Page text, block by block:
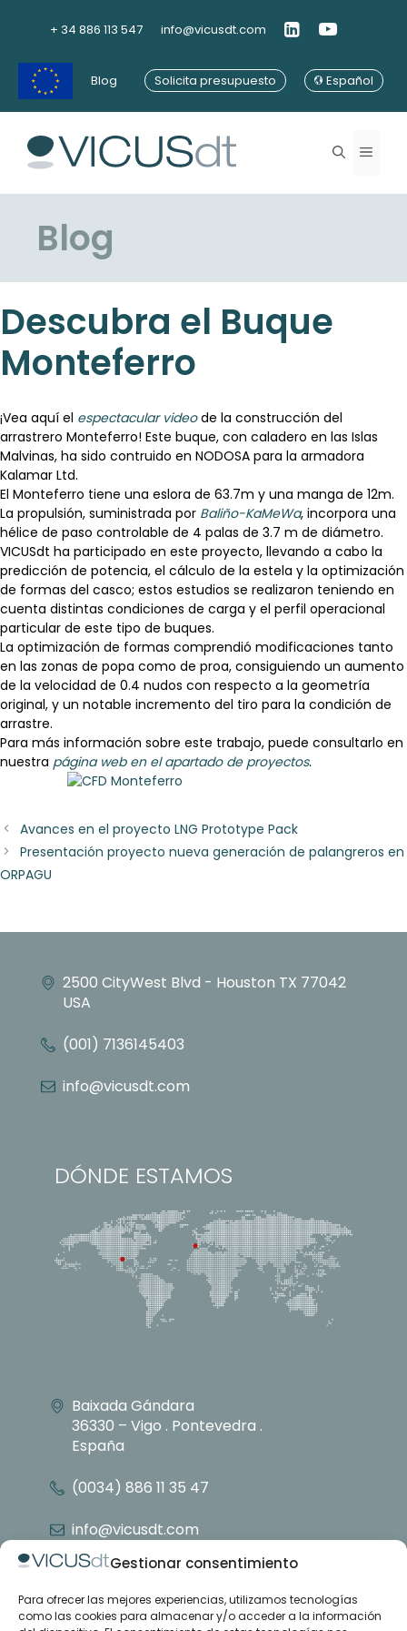
Gestionar consentimiento
Para ofrecer las mejores experiencias, utilizamos tecnologías
como las cookies para almacenar y/o acceder a la información
+ 34 886 113 547 info@vicusdt.com
Blog Solicita presupuesto Español
Menú
Blog
Descubra el Buque
Monteferro
¡Vea aquí el espectacular videode la construcción del
arrastrero Monteferro! Este buque, con caladero en las Islas
Malvinas, ha sido contruido en NODOSA para la armadora
Kalamar Ltd.
El Monteferro tiene una eslora de 63.7m y una manga de 12m.
La propulsión, suministrada por Baliño-KaMeWa, incorpora una
hélice de paso controlable de 4 palas de 3.7 m de diámetro.
VICUSdt ha participado en este proyecto, llevando a cabo la
predicción de potencia, el cálculo de la estela y la optimización
de formas del casco; estos estudios se realizaron teniendo en
cuenta distintas condiciones de carga y el perfil operacional
particular de este tipo de buques.
La optimización de formas comprendió modificaciones tanto
en las zonas de popa como de proa, consiguiendo un aumento
de la velocidad de 0.4 nudos con respecto a la geometría
original, y un notable incremento del tiro para la condición de
arrastre.
Para más información sobre este trabajo, puede consultarlo en
nuestra página web en el apartado de proyectos.
Avances en el proyecto LNG Prototype Pack
Presentación proyecto nueva generación de palangreros en
ORPAGU
2500 CityWest Blvd - Houston TX 77042
USA
(001) 7136145403
info@vicusdt.com
DÓNDE ESTAMOS
Baixada Gándara
36330 – Vigo . Pontevedra .
España
(0034) 886 11 35 47
info@vicusdt.com
Nosotros
Grupo Emenasa